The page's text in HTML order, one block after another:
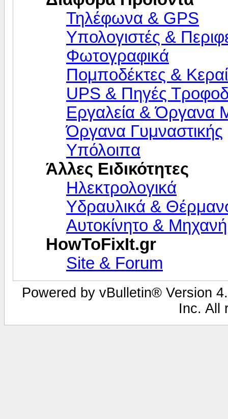
Τηλέφωνα & GPS
Υπολογιστές &
Φωτογραφικά
Πομποδέκτες &
UPS & Πηγές
Εργαλεία & Όργανα
Όργανα Γυμναστικής
Υπόλοιπα
Άλλες Ειδικότητες
Ηλεκτρολογικά
Υδραυλικά &
Αυτοκίνητο & Μηχανή
HowToFixIt.gr
Site & Forum
Powered by vBulletin® Version
Inc. All